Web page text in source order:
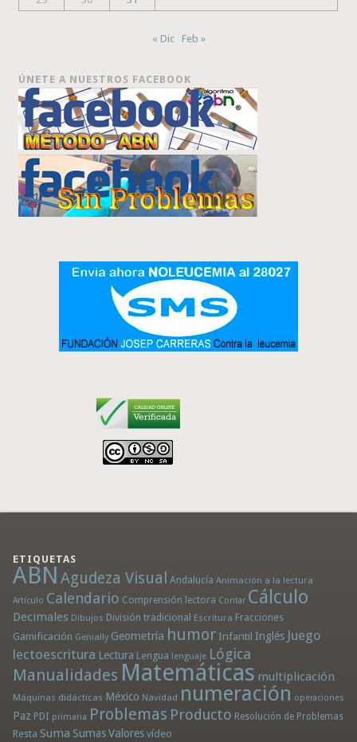
« Dic Feb »
ÚNETE A NUESTROS FACEBOOK
ETIQUETAS
ABN Agudeza Visual Andalucía Animación a la lectura
Artículo Calendario Comprensión lectora Contar Cálculo
Decimales Dibujos División tradicional Escritura Fracciones
Gamificación Genially Geometría humor Infantil Inglés Juego
lectoescritura Lectura Lengua lenguaje Lógica
Manualidades Matemáticas multiplicación
Máquinas didácticas México Navidad numeración operaciones
Paz PDI primaria Problemas Producto Resolución de Problemas
Resta Suma Sumas Valores vídeo